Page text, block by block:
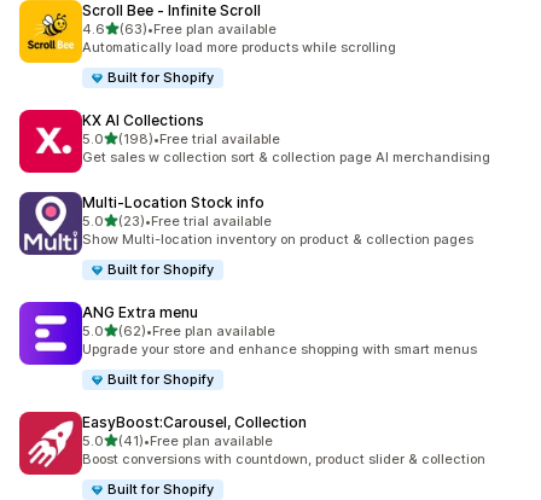
Scroll Bee ‑ Infinite Scroll
4.6เต็ม 5 ดาว
(63)
ทั้งหมด 63 รีวิว
•Free plan available
Automatically load more products while scrolling
Built for Shopify
KX AI Collections
5.0เต็ม 5 ดาว
(198)
ทั้งหมด 198 รีวิว
•Free trial available
Get sales w collection sort & collection page AI merchandising
Multi‑Location Stock info
5.0เต็ม 5 ดาว
(23)
ทั้งหมด 23 รีวิว
•Free trial available
Show Multi-location inventory on product & collection pages
Built for Shopify
ANG Extra menu
5.0เต็ม 5 ดาว
(62)
ทั้งหมด 62 รีวิว
•Free plan available
Upgrade your store and enhance shopping with smart menus
Built for Shopify
EasyBoost:Carousel, Collection
5.0เต็ม 5 ดาว
(41)
ทั้งหมด 41 รีวิว
•Free plan available
Boost conversions with countdown, product slider & collection
Built for Shopify